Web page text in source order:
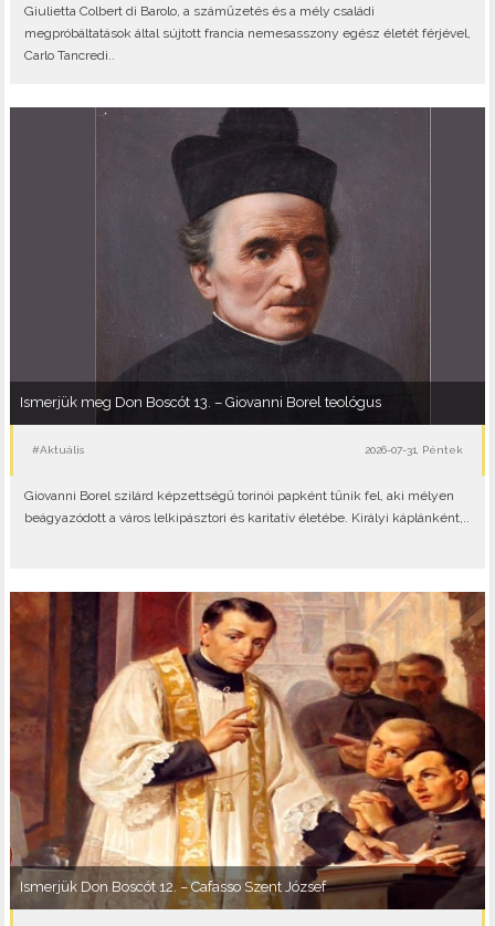
Giulietta Colbert di Barolo, a száműzetés és a mély családi
megpróbáltatások által sújtott francia nemesasszony egész életét férjével,
Carlo Tancredi..
Ismerjük meg Don Boscót 13. – Giovanni Borel teológus
#Aktuális 2026-07-31, Péntek
Giovanni Borel szilárd képzettségű torinói papként tűnik fel, aki mélyen
beágyazódott a város lelkipásztori és karitatív életébe. Királyi káplánként,..
Ismerjük Don Boscót 12. – Cafasso Szent József